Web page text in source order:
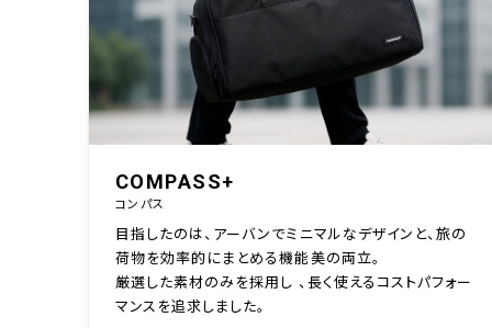
COMPASS+
コンパス
目指したのは、アーバンでミニマルなデザインと、旅の
荷物を効率的にまとめる機能美の両立。
厳選した素材のみを採用し 、長く使えるコストパフォー
マンスを追求しました。